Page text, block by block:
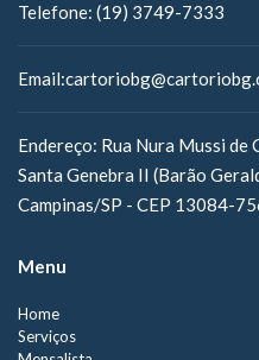
Telefone: (19) 3749-7333
Email:
Endereço: Rua Nura Mussi de
Santa Genebra II (Barão
Campinas/SP - CEP 13084-
Menu
Home
Serviços